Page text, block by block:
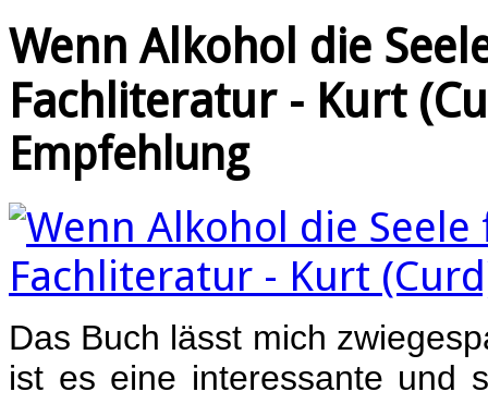
Wenn Alkohol die
Fachliteratur - Kurt
Empfehlung
Das Buch lässt mich
ist es eine interessante und